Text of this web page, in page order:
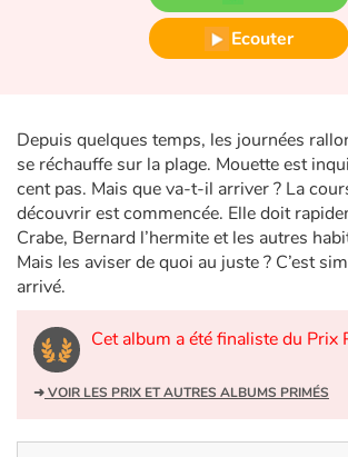
Ogres, monstres et sorcières
Écologie, nature, saisons
Les animaux
Voyage, épopée, enquête, aventure
Autour du monde
Apprentissage
Art, espace, activité
Ecouter
Depuis quelques temps, les journées
se réchauffe sur la plage. Mouette est
cent pas. Mais que va-t-il arriver ? La
découvrir est commencée. Elle doit
Crabe, Bernard l’hermite et les autres
Mais les aviser de quoi au juste ? C’est
arrivé.
Cet album a été finaliste du Prix
➜VOIR LES PRIX ET AUTRES ALBUMS PRIMÉS